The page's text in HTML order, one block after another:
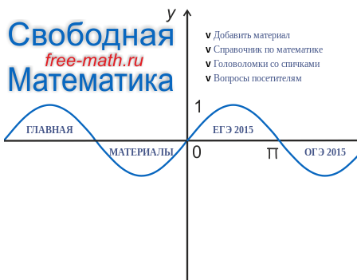
v Добавить материал
v Справочник по математике
v Головоломки со спичками
v Вопросы посетителям
ГЛАВНАЯ
ЕГЭ 2015
МАТЕРИАЛЫ
ОГЭ 2015